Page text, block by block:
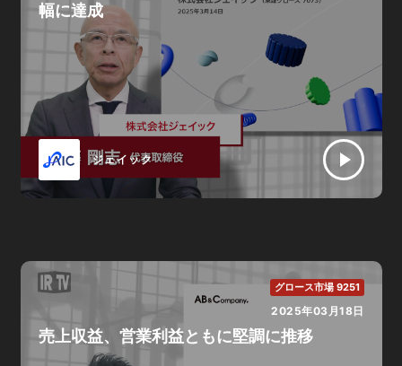
ジェイック
幅に達成
グロース市場 9251
2025年03月18日
売上収益、営業利益ともに堅調に推移